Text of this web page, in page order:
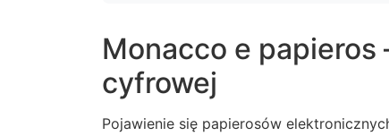
Monacco e papieros
cyfrowej
Pojawienie się papierosów